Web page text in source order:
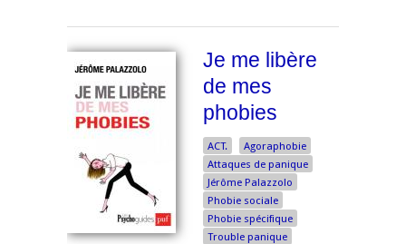
Je me libère
de mes
phobies
ACT.
Agoraphobie
Attaques de panique
Jérôme Palazzolo
Phobie sociale
Phobie spécifique
Trouble panique